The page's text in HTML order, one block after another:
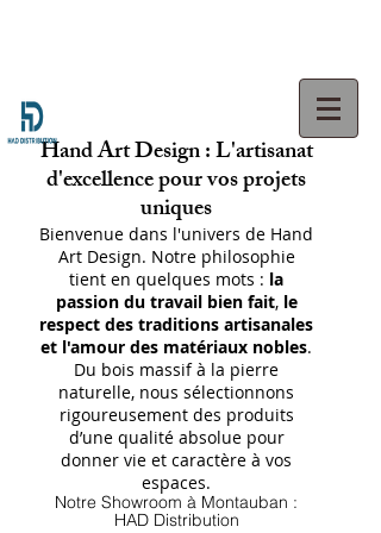
Hand Art Design : L'artisanat
d'excellence pour vos projets
uniques
Bienvenue dans l'univers de Hand
Art Design. Notre philosophie
tient en quelques mots : la
passion du travail bien fait, le
respect des traditions artisanales
et l'amour des matériaux nobles.
Du bois massif à la pierre
naturelle, nous sélectionnons
rigoureusement des produits
d’une qualité absolue pour
donner vie et caractère à vos
espaces.
Notre Showroom à Montauban :
HAD Distribution